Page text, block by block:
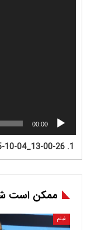
00:00
1.
10-04_13-00-26
ممکن است
فیلم